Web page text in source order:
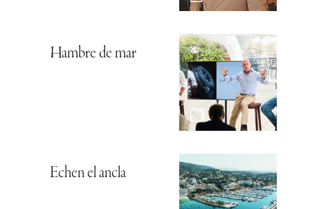
Hambre de mar
Echen el ancla